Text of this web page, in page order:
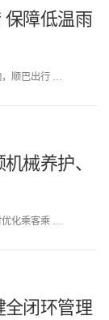
障低温雨
，顺巴出行 …
械养护、
优化乘客乘 …
闭环管理